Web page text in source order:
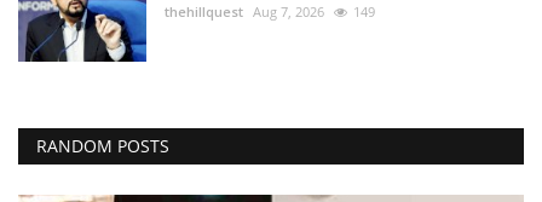
thehillquest Aug 7, 2026 149
RANDOM POSTS